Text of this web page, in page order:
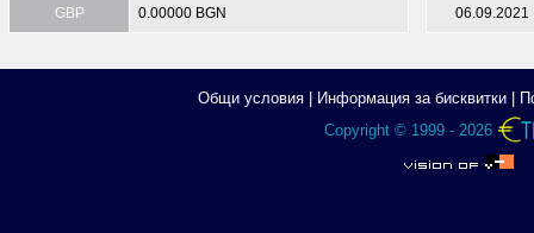
GBP 0.00000 BGN 06.09.2021
Общи условия| Информация за бисквитки|
Copyright © 1999 - 2026